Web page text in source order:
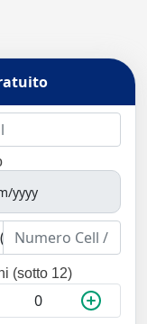
(sotto 12)